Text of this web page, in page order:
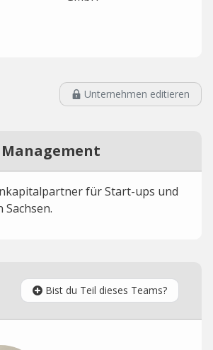
Unternehmen editieren
Management
für Start-ups und
Bist du Teil dieses Teams?